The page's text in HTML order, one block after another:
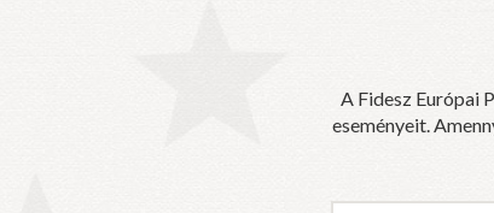
A Fidesz Európai
eseményeit.